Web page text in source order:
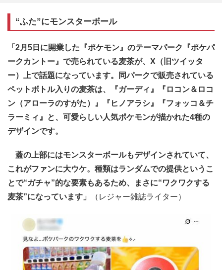
“ふた”にモンスターボール
「2月5日に開業した『ポケモン』のテーマパーク『ポケパ
ークカントー』で売られている麦茶が、X（旧ツイッタ
ー）上で話題になっています。同パークで販売されている
ペットボトル入りの麦茶は、『ガーディ』『ロコン＆ロコ
ン（アローラのすがた）』『ヒノアラシ』『フォッコ＆チ
ラーミィ』と、可愛らしい人気ポケモンが描かれた4種の
デザインです。
蓋の上部にはモンスターボールもデザインされていて、
これがファンに大ウケ。種類はランダムでの提供というこ
とで“ガチャ”的な要素もあるため、まさに“ワクワクする
麦茶”になっています」
（レジャー雑誌ライター）